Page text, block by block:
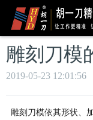
雕刻刀模
2019-05-23 12:01:56
雕刻刀模依其形状、